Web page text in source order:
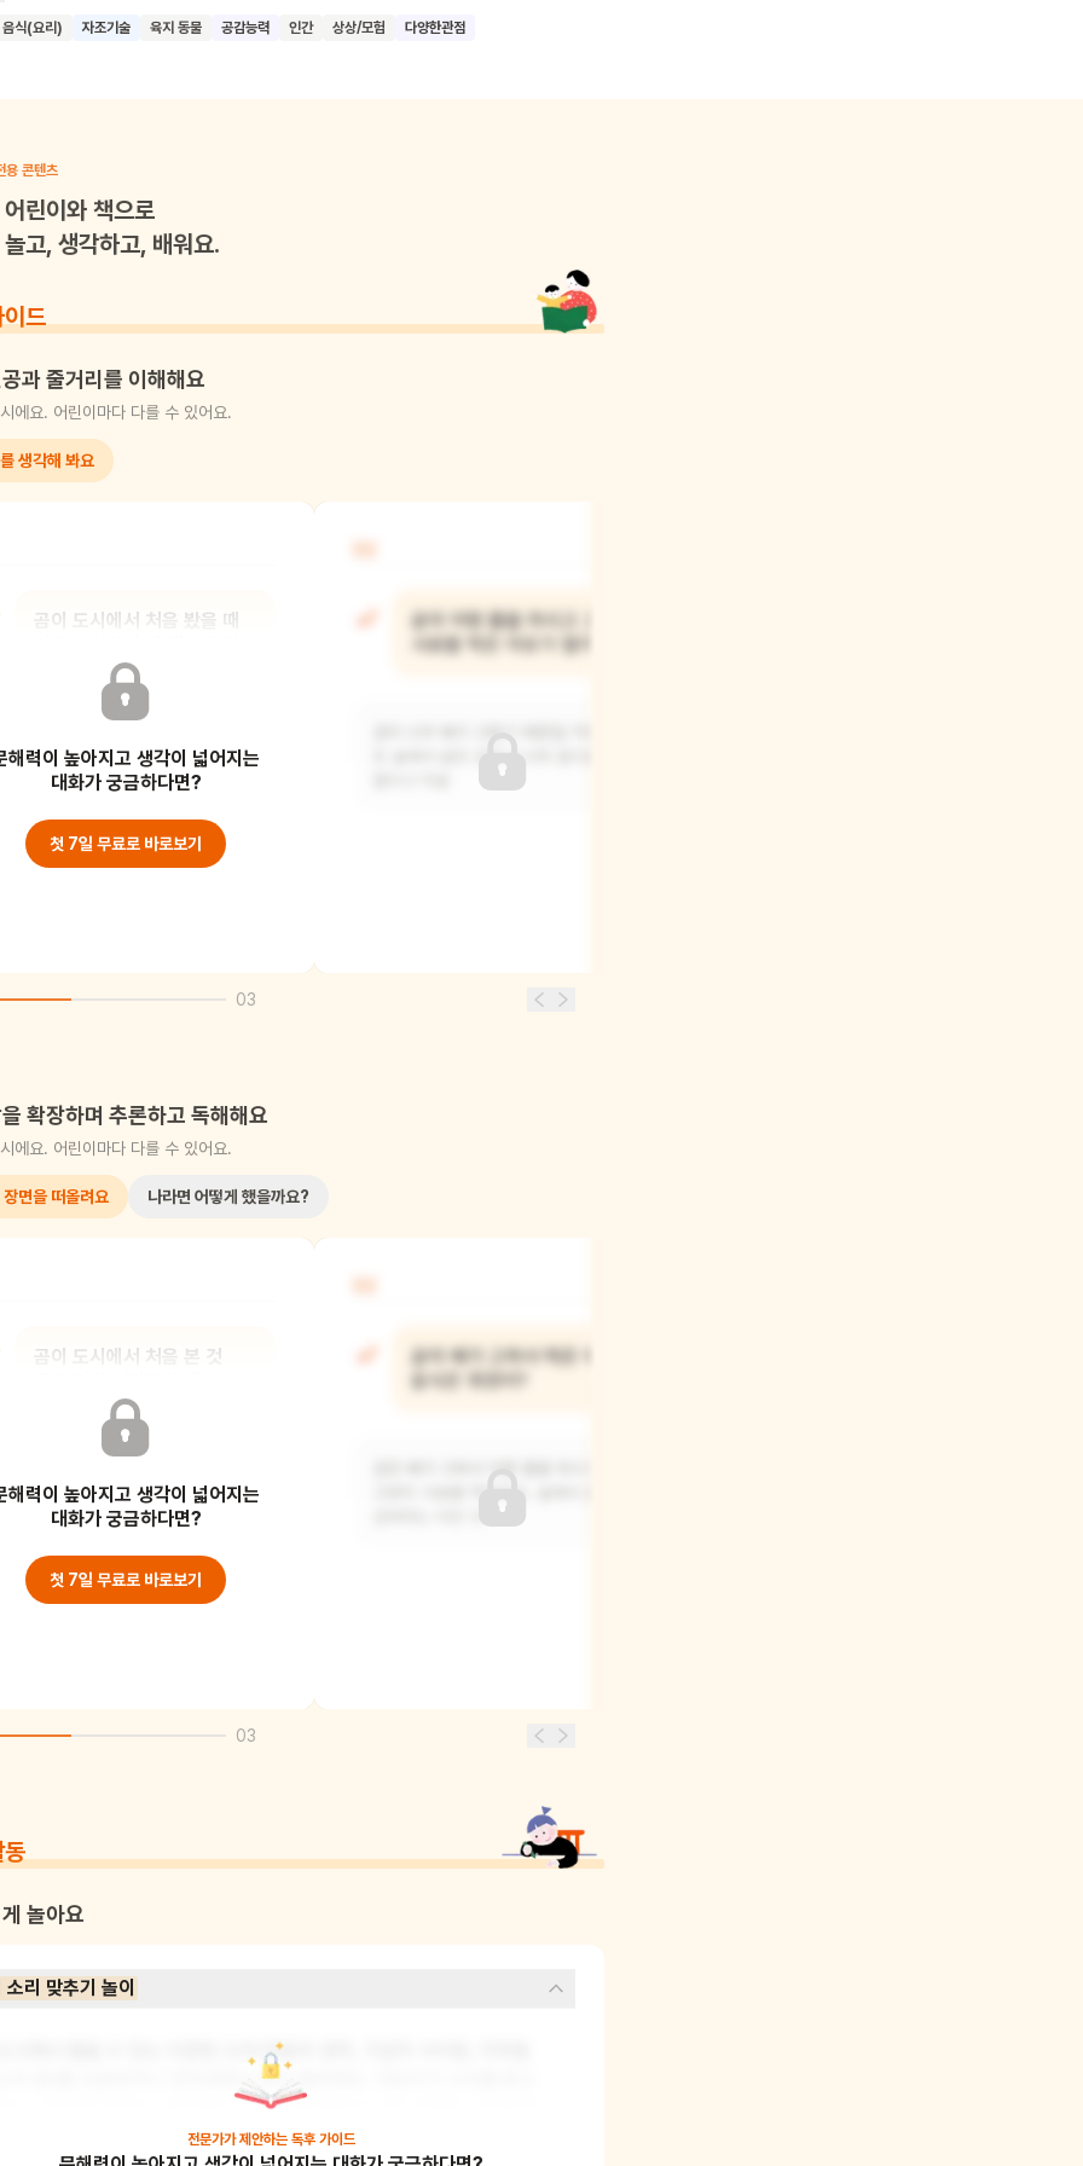
실수를 저지르지만, 결국 어른이 된 금발 소녀를 만나 따뜻한 환대를 받게 돼요.
에서 용기를 내고 적응해 나가는 법을 배우길 바라요.
음식(요리) 자조기술 육지 동물 공감능력 인간 상상/모험 다양한관점
용 콘텐츠
어린이와 책으로
고, 생각하고, 배워요.
드
과 줄거리를 이해해요
에요. 어린이마다 다를 수 있어요.
생각해 봐요
곰이 도시에서 처음 봤을 때
마도 시끄러운 소음이 가장 무서웠을
것 같아요. 숲에서는 조용했는데, 갑자기
해력이 높아지고 생각이 넓어지는
대화가 궁금하다면?
첫 7일 무료로 바로보기
곰이 어항 물을 마시고 고양이
사료를 먹은 이유가 뭘까?
03
확장하며 추론하고 독해해요
에요. 어린이마다 다를 수 있어요.
면을 떠올려요 나라면 어떻게 했을까요?
곰이 도시에서 처음 본 것
뭐였을까?
마도 높은 건물들이 가장 신기했을 것
같아요. 숲에서는 본 적 없는 높디높은
해력이 높아지고 생각이 넓어지는
대화가 궁금하다면?
첫 7일 무료로 바로보기
곰이 배가 고파서 먹은 이상한
03
놀아요
소리 맞추기 놀이
도시에서 들을 수 있는 다양한 소리(자동차 경적, 구급차 사이렌, 지하철
소리 등)를 녹음하거나 인터넷에서 찾아 들려줘요. 어린이가 소리를 듣고
무슨 소리인지 맞추는 놀이예요. 이 놀이를 통해 도시의 다양한 소리에 대
해 익숙해지고, 청각 능력도 기를 수 있어요. 준비물: 스마트폰이나 태블릿
전문가가 제안하는 독후 가이드